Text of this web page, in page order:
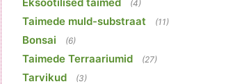
(4)
Taimede muld-substraat (11)
Bonsai (6)
Taimede Terraariumid (27)
Tarvikud (3)